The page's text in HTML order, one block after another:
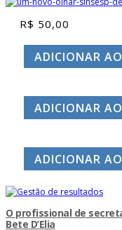
R$ 50,00
ADICIONAR
ADICIONAR
ADICIONAR
O profissional de
Bete D’Elia